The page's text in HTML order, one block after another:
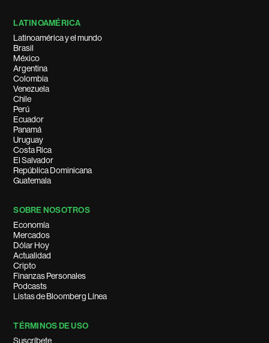
LATINOAMÉRICA
Latinoamérica y el mundo
Brasil
México
Argentina
Colombia
Venezuela
Chile
Perú
Ecuador
Panamá
Uruguay
Costa Rica
El Salvador
República Dominicana
Guatemala
SOBRE NOSOTROS
Economía
Mercados
Dólar Hoy
Actualidad
Cripto
Finanzas Personales
Podcasts
Listas de Bloomberg Línea
TÉRMINOS DE USO
Suscríbete